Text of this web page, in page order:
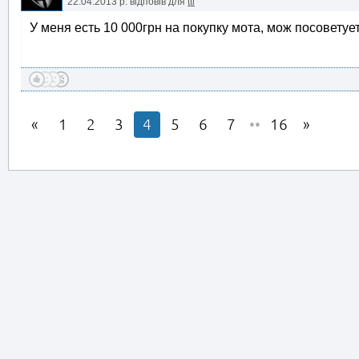
У меня есть 10 000грн на покупку мота, мож
1 2 3 4 5 6 7 •• 16